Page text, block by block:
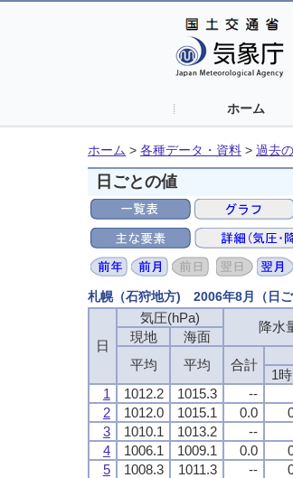
ホーム
ホーム > 各種データ・資料 > 過去
日ごとの値
札幌（石狩地方) 2006年8月（日
日
気圧(hPa)
降水
現地
海面
平均
平均 合計
1
1
1012.2 1015.3 --
2
1012.0 1015.1 0.0
3
1010.1 1013.2 --
4
1006.1 1009.1 0.0
5
1008.3 1011.3 --